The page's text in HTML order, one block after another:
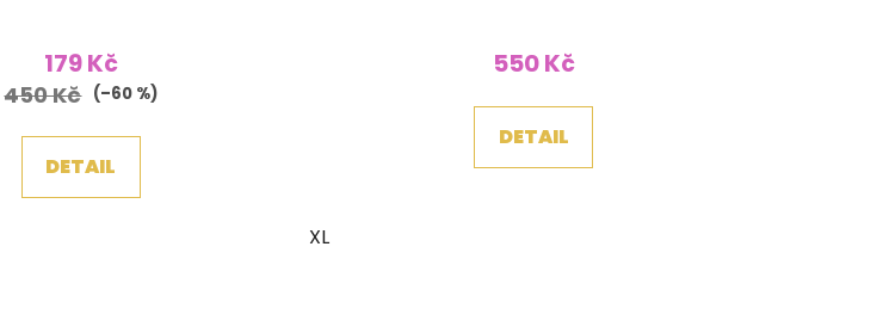
179 Kč
450 Kč (–60 %)
DETAIL
550 Kč
DETAIL
XL